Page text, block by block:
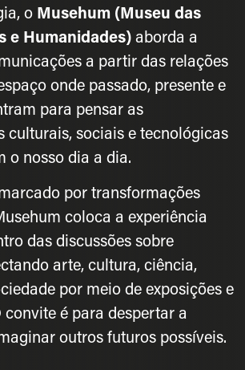
o Musehum (Museu das
e Humanidades)aborda a
a partir das relações
onde passado, presente e
para pensar as
culturais, sociais e tecnológicas
o nosso dia a dia.
por transformações
coloca a experiência
das discussões sobre
arte, cultura, ciência,
por meio de exposições e
convite é para despertar a
outros futuros possíveis.